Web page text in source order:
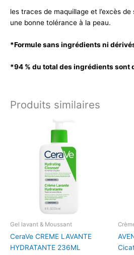
les traces de maquillage et l’excès
une bonne tolérance à la peau.
*Formule sans ingrédients ni
*94 % du total des ingrédients sont
Produits similaires
Gel lavant & Moussant
CeraVe CREME LAVANTE
HYDRATANTE 236ML